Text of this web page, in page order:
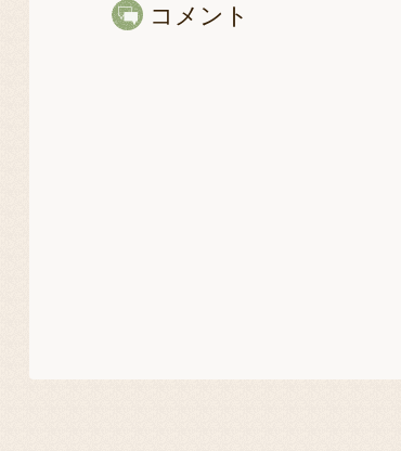
コメント